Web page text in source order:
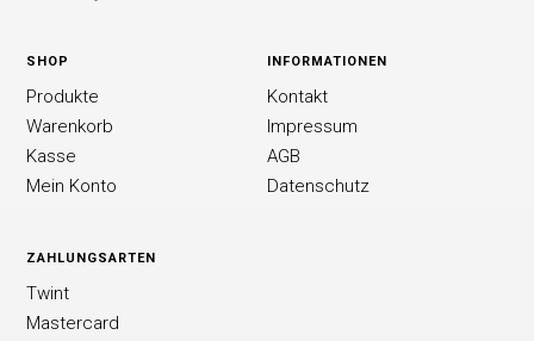
SHOP
Produkte
Warenkorb
Kasse
Mein Konto
INFORMATIONEN
Kontakt
Impressum
AGB
Datenschutz
ZAHLUNGSARTEN
Twint
Mastercard